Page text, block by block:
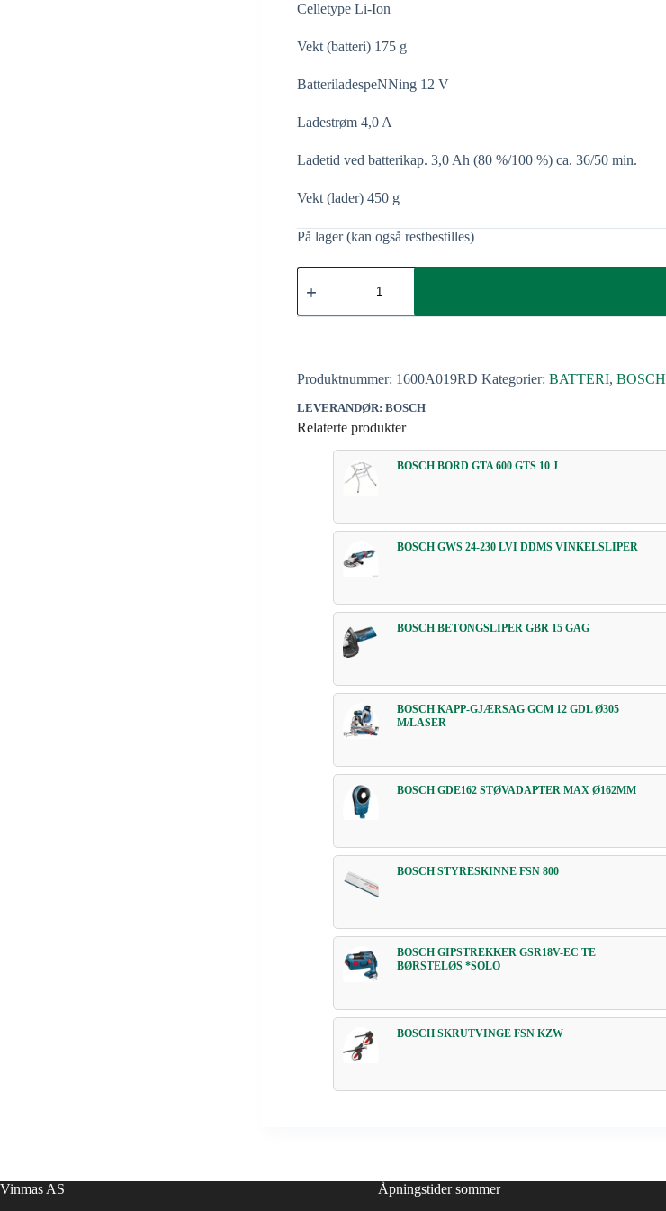
Celletype Li-Ion
Vekt (batteri) 175 g
BatteriladespeNNing 12 V
Ladestrøm 4,0 A
Ladetid ved batterikap. 3,0 Ah (80 %/100 %) ca. 36/50 min.
Vekt (lader) 450 g
På lager (kan også restbestilles)
Produktnummer: 1600A019RD Kategorier:BATTERI,BOSCH
LEVERANDØR: BOSCH
Relaterte produkter
BOSCH BORD GTA 600 GTS 10 J
BOSCH GWS 24-230 LVI DDMS VINKELSLIPER
BOSCH BETONGSLIPER GBR 15 GAG
BOSCH KAPP-GJÆRSAG GCM 12 GDL Ø305
M/LASER
BOSCH GDE162 STØVADAPTER MAX Ø162MM
BOSCH STYRESKINNE FSN 800
BOSCH GIPSTREKKER GSR18V-EC TE
BØRSTELØS *SOLO
BOSCH SKRUTVINGE FSN KZW
Vinmas AS Åpningstider sommer